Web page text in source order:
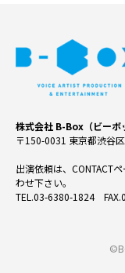
株式会社 B-Box（ビーボ
〒150-0031 東京都渋谷
出演依頼は、CONTACT
わせ下さい。
TEL.03-6380-1824